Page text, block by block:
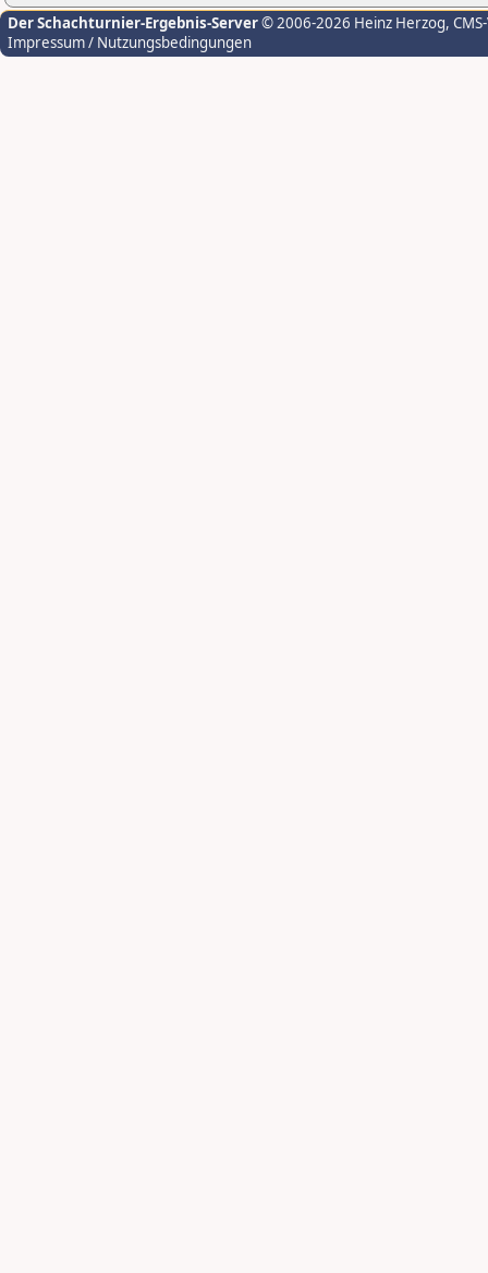
Der Schachturnier-Ergebnis-Server© 2006-2026 Heinz Herzog,
Impressum / Nutzungsbedingungen